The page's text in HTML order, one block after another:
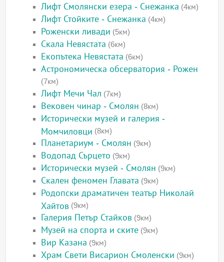
Лифт Смолянски езера - Снежанка (4км)
Лифт Стойките - Снежанка (4км)
Роженски ливади (5км)
Скала Невястата (6км)
Екопътека Невястата (6км)
Астрономическа обсерватория - Рожен
(7км)
Лифт Мечи Чал (7км)
Вековен чинар - Смолян (8км)
Исторически музей и галерия -
Момчиловци (8км)
Планетариум - Смолян (9км)
Водопад Сърцето (9км)
Исторически музей - Смолян (9км)
Скален феномен Главата (9км)
Родопски драматичен театър Николай
Хайтов (9км)
Галерия Петър Стайков (9км)
Музей на спорта и ските (9км)
Вир Казана (9км)
Храм Свети Висарион Смоленски (9км)